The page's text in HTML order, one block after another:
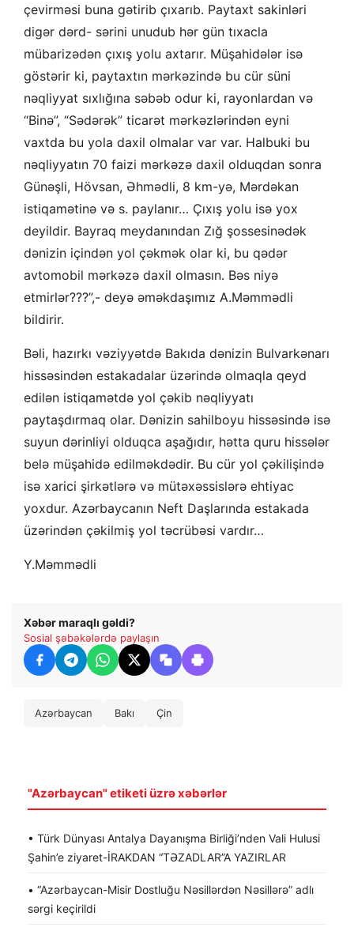
çevirməsi buna gətirib çıxarıb. Paytaxt sakinləri
digər dərd- sərini unudub hər gün tıxacla
mübarizədən çıxış yolu axtarır. Müşahidələr isə
göstərir ki, paytaxtın mərkəzində bu cür süni
nəqliyyat sıxlığına səbəb odur ki, rayonlardan və
“Binə”, “Sədərək” ticarət mərkəzlərindən eyni
vaxtda bu yola daxil olmalar var var. Halbuki bu
nəqliyyatın 70 faizi mərkəzə daxil olduqdan sonra
Günəşli, Hövsan, Əhmədli, 8 km-yə, Mərdəkan
istiqamətinə və s. paylanır… Çıxış yolu isə yox
deyildir. Bayraq meydanından Zığ şossesinədək
dənizin içindən yol çəkmək olar ki, bu qədər
avtomobil mərkəzə daxil olmasın. Bəs niyə
etmirlər???”,- deyə əməkdaşımız A.Məmmədli
bildirir.
Bəli, hazırkı vəziyyətdə Bakıda dənizin Bulvarkənarı
hissəsindən estakadalar üzərində olmaqla qeyd
edilən istiqamətdə yol çəkib nəqliyyatı
paytaşdırmaq olar. Dənizin sahilboyu hissəsində isə
suyun dərinliyi olduqca aşağıdır, hətta quru hissələr
belə müşahidə edilməkdədir. Bu cür yol çəkilişində
isə xarici şirkətlərə və mütəxəssislərə ehtiyac
yoxdur. Azərbaycanın Neft Daşlarında estakada
üzərindən çəkilmiş yol təcrübəsi vardır…
Y.Məmmədli
Xəbər maraqlı gəldi?
Sosial şəbəkələrdə paylaşın
Azərbaycan Bakı Çin
"Azərbaycan" etiketi üzrə xəbərlər
• Türk Dünyası Antalya Dayanışma Birliği’nden Vali Hulusi
Şahin’e ziyaret-İRAKDAN “TƏZADLAR”A YAZIRLAR
• “Azərbaycan-Misir Dostluğu Nəsillərdən Nəsillərə” adlı
sərgi keçirildi